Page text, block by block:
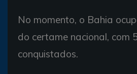
No momento, o Bahia
do certame nacional, com
conquistados.